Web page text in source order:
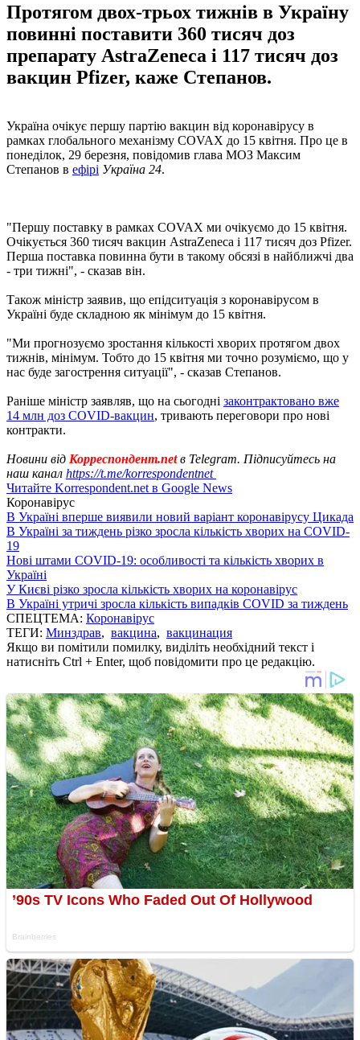
Протягом двох-трьох тижнів в Україну
повинні поставити 360 тисяч доз
препарату AstraZeneca і 117 тисяч доз
вакцин Pfizer, каже Степанов.
Україна очікує першу партію вакцин від коронавірусу в
рамках глобального механізму COVAX до 15 квітня. Про це в
понеділок, 29 березня, повідомив глава МОЗ Максим
Степанов в ефірі Україна 24.
"Першу поставку в рамках COVAX ми очікуємо до 15 квітня.
Очікується 360 тисяч вакцин AstraZeneca і 117 тисяч доз Pfizer.
Перша поставка повинна бути в такому обсязі в найближчі два
- три тижні", - сказав він.
Також міністр заявив, що епідситуація з коронавірусом в
Україні буде складною як мінімум до 15 квітня.
"Ми прогнозуємо зростання кількості хворих протягом двох
тижнів, мінімум. Тобто до 15 квітня ми точно розуміємо, що у
нас буде загострення ситуації", - сказав Степанов.
Раніше міністр заявляв, що на сьогодні законтрактовано вже
14 млн доз COVID-вакцин, тривають переговори про нові
контракти.
Новини від Корреспондент.netв Telegram. Підписуйтесь на
наш канал https://t.me/korrespondentnet
Читайте Korrespondent.net в Google News
Коронавірус
В Україні вперше виявили новий варіант коронавірусу Цикада
В Україні за тиждень різко зросла кількість хворих на COVID-
19
Нові штами COVID-19: особливості та кількість хворих в
Україні
У Києві різко зросла кількість хворих на коронавірус
В Україні утричі зросла кількість випадків COVID за тиждень
СПЕЦТЕМА: Коронавірус
ТЕГИ: Минздрав, вакцина, вакцинация
Якщо ви помітили помилку, виділіть необхідний текст і
натисніть Ctrl + Enter, щоб повідомити про це редакцію.